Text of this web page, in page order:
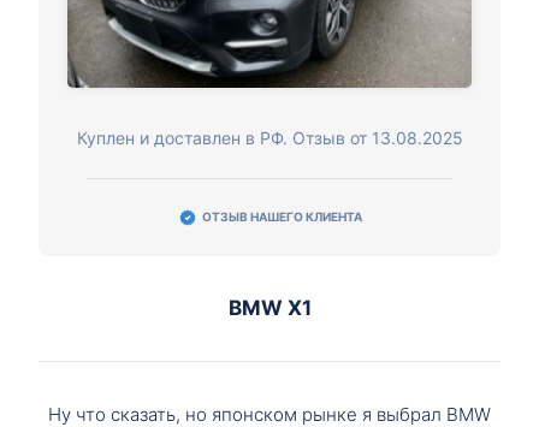
Куплен и доставлен в РФ. Отзыв от 13.08.2025
ОТЗЫВ НАШЕГО КЛИЕНТА
BMW X1
Ну что сказать, но японском рынке я выбрал BMW